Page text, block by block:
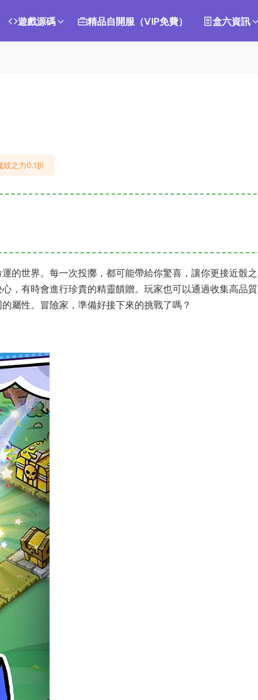
遊戲源碼 精品自開服（VIP免費） 盒六資訊
紋之力0.1折
的世界。每一次投擲，都可能帶給你驚喜，讓你更接近骰之
，有時會進行珍貴的精靈饋贈。玩家也可以通過收集高品質
屬性。冒險家，準備好接下來的挑戰了嗎？